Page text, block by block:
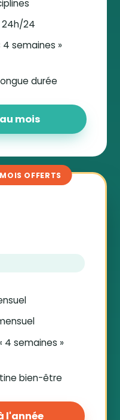
24h/24
semaines »
durée
mois
OFFERTS
4 semaines »
bien-être
l'année